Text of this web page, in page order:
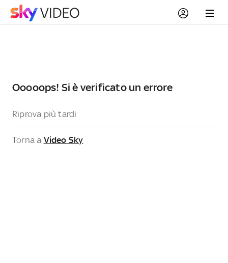
Ooooops! Si è verificato un errore
Riprova più tardi
Torna a Video Sky